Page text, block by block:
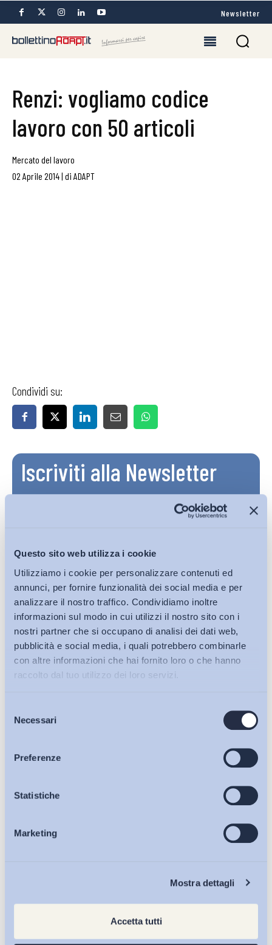
Questo sito web utilizza i cookie
Utilizziamo i cookie per personalizzare contenuti ed
annunci, per fornire funzionalità dei social media e per
analizzare il nostro traffico. Condividiamo inoltre
informazioni sul modo in cui utilizzi il nostro sito con i
nostri partner che si occupano di analisi dei dati web,
pubblicità e social media, i quali potrebbero combinarle
con altre informazioni che hai fornito loro o che hanno
raccolto dal tuo utilizzo dei loro servizi.
delNecessari
Preferenze
Statistiche
Marketing
Mostra dettagli
Accetta tutti
Bollettini ADAPT
Articoli
Osservatori
Eventi
Newsletter
Renzi: vogliamo codice
lavoro con 50 articoli
Mercato del lavoro
02 Aprile 2014| di ADAPT
Condividi su:
Iscriviti alla Newsletter
Ho letto e Accetto il trattamento dei dati personali descritti
sulla pagina della